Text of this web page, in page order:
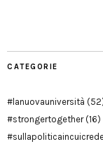
CATEGORIE
#lanuovauniversità
#strongertogether(16)